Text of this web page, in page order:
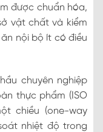
được chuẩn hóa,
vật chất và kiểm
nội bộ ít có điều
chuyên nghiệp
thực phẩm (ISO
chiều (one-way
nhiệt độ trong